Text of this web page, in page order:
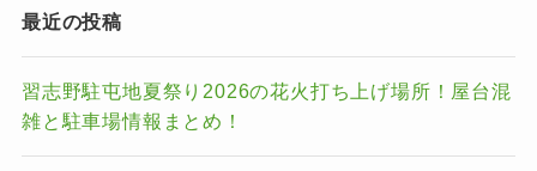
リ
最近の投稿
習志野駐屯地夏祭り2026の花火打ち上げ場所！屋台混
雑と駐車場情報まとめ！